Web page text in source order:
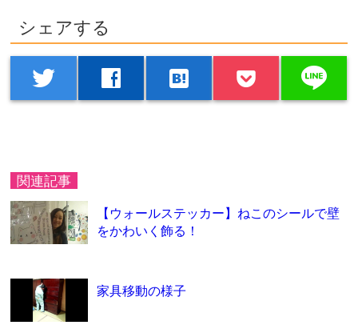
シェアする
twitter facebook hatenabookmark line
関連記事
【ウォールステッカー】ねこのシールで壁
をかわいく飾る！
家具移動の様子